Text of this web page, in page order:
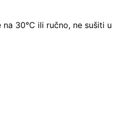
30°C ili ručno, ne sušiti u